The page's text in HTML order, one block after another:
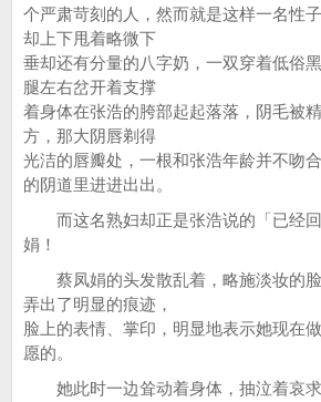
个严肃苛刻的人，然而就是这样一名性
却上下甩着略微下
垂却还有分量的八字奶，一双穿着低俗
腿左右岔开着支撑
着身体在张浩的胯部起起落落，阴毛被
方，那大阴唇剃得
光洁的唇瓣处，一根和张浩年龄并不吻
的阴道里进进出出。
而这名熟妇却正是张浩说的「已经回
娟！
蔡凤娟的头发散乱着，略施淡妆的脸
弄出了明显的痕迹，
脸上的表情、掌印，明显地表示她现在
愿的。
她此时一边耸动着身体，抽泣着哀求